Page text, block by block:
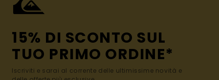
15% DI SCONTO SUL
TUO PRIMO ORDINE*
Iscriviti e sarai al corrente delle ultimissime novità e